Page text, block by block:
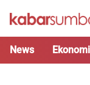
News Ekonomi